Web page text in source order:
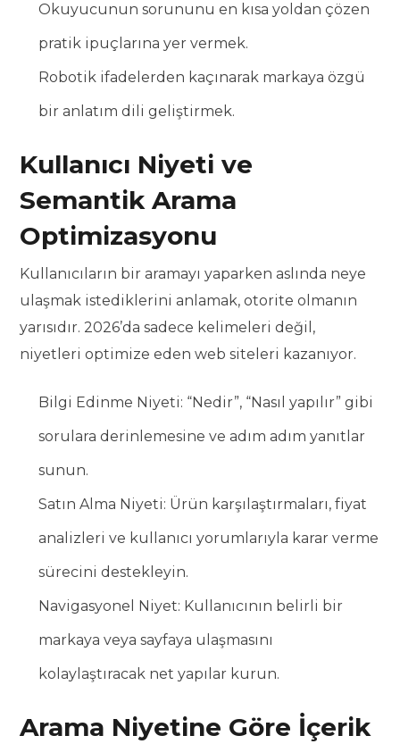
Okuyucunun sorununu en kısa yoldan çözen
pratik ipuçlarına yer vermek.
Robotik ifadelerden kaçınarak markaya özgü
bir anlatım dili geliştirmek.
Kullanıcı Niyeti ve
Semantik Arama
Optimizasyonu
Kullanıcıların bir aramayı yaparken aslında neye
ulaşmak istediklerini anlamak, otorite olmanın
yarısıdır. 2026’da sadece kelimeleri değil,
niyetleri optimize eden web siteleri kazanıyor.
Bilgi Edinme Niyeti: “Nedir”, “Nasıl yapılır” gibi
sorulara derinlemesine ve adım adım yanıtlar
sunun.
Satın Alma Niyeti: Ürün karşılaştırmaları, fiyat
analizleri ve kullanıcı yorumlarıyla karar verme
sürecini destekleyin.
Navigasyonel Niyet: Kullanıcının belirli bir
markaya veya sayfaya ulaşmasını
kolaylaştıracak net yapılar kurun.
Arama Niyetine Göre İçerik